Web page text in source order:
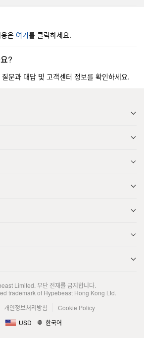
은 여기를 클릭하세요.
?
문과 대답 및 고객센터 정보를 확인하세요.
Limited. 무단 전재를 금지합니다.
trademark of Hypebeast Hong Kong Ltd.
개인정보처리방침
Cookie Policy
USD
한국어